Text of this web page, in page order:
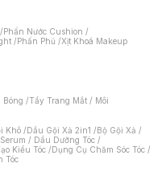
/Phấn Nước Cushion /
/Phấn Phủ /Xịt Khoá Makeup
Bóng /Tẩy Trang Mắt / Môi
Khô /Dầu Gội Xả 2in1 /Bộ Gội Xả /
Serum / Dầu Dưỡng Tóc /
Kiểu Tóc /Dụng Cụ Chăm Sóc Tóc /
Tóc